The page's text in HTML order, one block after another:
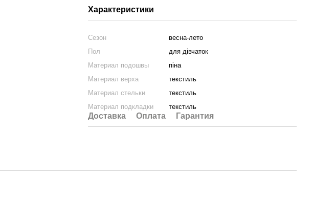
Характеристики
Сезон
весна-лето
Пол
для дівчаток
Материал подошвы
піна
Материал верха
текстиль
Материал стельки
текстиль
Материал подкладки
текстиль
Доставка Оплата Гарантия